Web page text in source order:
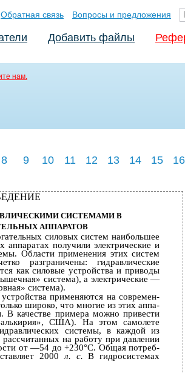
Обратная связь Вопросы и предложения
Добавить файлы
нам.
8 9 10 11 12 13 14 15 16
СИСТЕМАМИ В
АППАРАТОВ
силовых систем наибольшее
аппаратах получили электрические и
Области применения этих систем
разграничены: гидравлические
как силовые устройства и приводы
система), а электрические —
система).
устройства применяются на современ­
широко, что многие из этих аппа­
В качестве примера можно привести
США). На этом самолете
системы, в каждой из
на работу при давлении
от —54 до +230°С. Общая потреб­
2000 л. с.В гидросистемах